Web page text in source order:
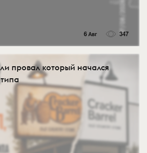
6 Авг 347
провал который начался